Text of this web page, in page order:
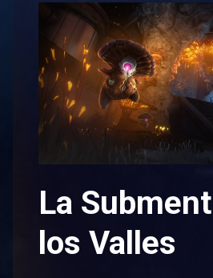
La
los Valles